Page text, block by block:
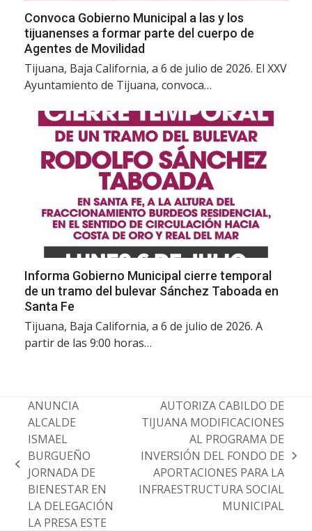
Convoca Gobierno Municipal a las y los
tijuanenses a formar parte del cuerpo de
Agentes de Movilidad
Tijuana, Baja California, a 6 de julio de 2026. El XXV
Ayuntamiento de Tijuana, convoca…
Informa Gobierno Municipal cierre temporal
de un tramo del bulevar Sánchez Taboada en
Santa Fe
Tijuana, Baja California, a 6 de julio de 2026. A
partir de las 9:00 horas…
previous
post:
ANUNCIA
ALCALDE
ISMAEL
BURGUEÑO
JORNADA DE
BIENESTAR EN
LA DELEGACIÓN
LA PRESA ESTE
next
post:
AUTORIZA CABILDO DE
TIJUANA MODIFICACIONES
AL PROGRAMA DE
INVERSIÓN DEL FONDO DE
APORTACIONES PARA LA
INFRAESTRUCTURA SOCIAL
MUNICIPAL